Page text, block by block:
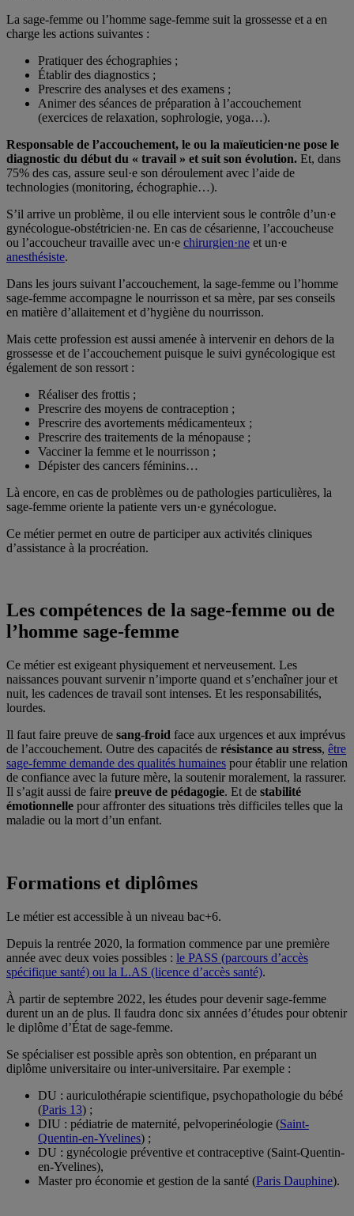
La sage-femme ou l’homme sage-femme suit la grossesse et a en
charge les actions suivantes :
Pratiquer des échographies ;
Établir des diagnostics ;
Prescrire des analyses et des examens ;
Animer des séances de préparation à l’accouchement
(exercices de relaxation, sophrologie, yoga…).
Responsable de l’accouchement, le ou la maïeuticien·ne pose le
diagnostic du début du « travail » et suit son évolution. Et, dans
75% des cas, assure seul·e son déroulement avec l’aide de
technologies (monitoring, échographie…).
S’il arrive un problème, il ou elle intervient sous le contrôle d’un·e
gynécologue-obstétricien·ne. En cas de césarienne, l’accoucheuse
ou l’accoucheur travaille avec un·e chirurgien·ne et un·e
anesthésiste.
Dans les jours suivant l’accouchement, la sage-femme ou l’homme
sage-femme accompagne le nourrisson et sa mère, par ses conseils
en matière d’allaitement et d’hygiène du nourrisson.
Mais cette profession est aussi amenée à intervenir en dehors de la
grossesse et de l’accouchement puisque le suivi gynécologique est
également de son ressort :
Réaliser des frottis ;
Prescrire des moyens de contraception ;
Prescrire des avortements médicamenteux ;
Prescrire des traitements de la ménopause ;
Vacciner la femme et le nourrisson ;
Dépister des cancers féminins…
Là encore, en cas de problèmes ou de pathologies particulières, la
sage-femme oriente la patiente vers un·e gynécologue.
Ce métier permet en outre de participer aux activités cliniques
d’assistance à la procréation.
Les compétences de la sage-femme ou de
l’homme sage-femme
Ce métier est exigeant physiquement et nerveusement. Les
naissances pouvant survenir n’importe quand et s’enchaîner jour et
nuit, les cadences de travail sont intenses. Et les responsabilités,
lourdes.
Il faut faire preuve de sang-froid face aux urgences et aux imprévus
de l’accouchement. Outre des capacités de résistance au stress, être
sage-femme demande des qualités humaines pour établir une relation
de confiance avec la future mère, la soutenir moralement, la rassurer.
Il s’agit aussi de faire preuve de pédagogie. Et de stabilité
émotionnelle pour affronter des situations très difficiles telles que la
maladie ou la mort d’un enfant.
Formations et diplômes
Le métier est accessible à un niveau bac+6.
Depuis la rentrée 2020, la formation commence par une première
année avec deux voies possibles : le PASS (parcours d’accès
spécifique santé) ou la L.AS (licence d’accès santé).
À partir de septembre 2022, les études pour devenir sage-femme
durent un an de plus. Il faudra donc six années d’études pour obtenir
le diplôme d’État de sage-femme.
Se spécialiser est possible après son obtention, en préparant un
diplôme universitaire ou inter-universitaire. Par exemple :
DU : auriculothérapie scientifique, psychopathologie du bébé
(Paris 13) ;
DIU : pédiatrie de maternité, pelvoperinéologie (Saint-
Quentin-en-Yvelines) ;
DU : gynécologie préventive et contraceptive (Saint-Quentin-
en-Yvelines),
Master pro économie et gestion de la santé (Paris Dauphine).